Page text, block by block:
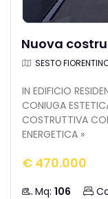
Nuova
SESTO
IN EDIFICIO
CONIUGA
COSTRUTTIVA
ENERGETICA »
€ 470.000
Mq: 106